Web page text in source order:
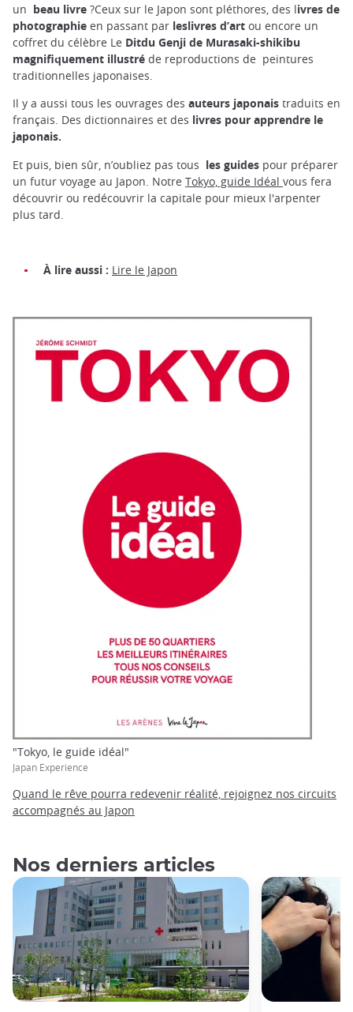
un beau livre ?Ceux sur le Japon sont pléthores, des livres de
photographie en passant par leslivres d’art ou encore un
coffret du célèbre Le Ditdu Genji de Murasaki-shikibu
magnifiquement illustré de reproductions de peintures
traditionnelles japonaises.
Il y a aussi tous les ouvrages des auteurs japonais traduits en
français. Des dictionnaires et des livres pour apprendre le
japonais.
Et puis, bien sûr, n’oubliez pas tous les guides pour préparer
un futur voyage au Japon. Notre Tokyo, guide Idéal vous fera
découvrir ou redécouvrir la capitale pour mieux l'arpenter
plus tard.
À lire aussi : Lire le Japon
"Tokyo, le guide idéal"
Japan Experience
Quand le rêve pourra redevenir réalité, rejoignez nos circuits
accompagnés au Japon
Nos derniers articles